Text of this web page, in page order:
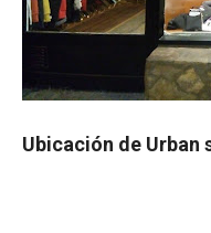
Ubicación de Urban